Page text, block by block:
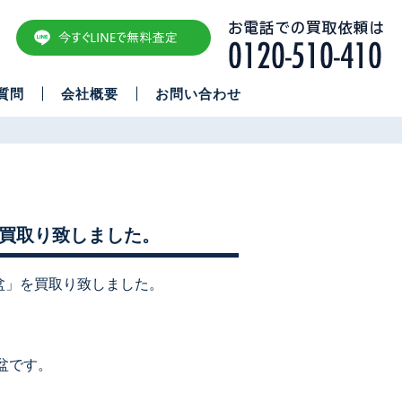
問 会社概要 お問い合わせ
り致しました。
を買取り致しました。
す。